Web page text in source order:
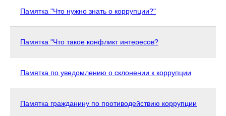
Памятка "Что нужно знать о коррупции?"
Памятка "Что такое конфликт интересов?
Памятка по уведомлению о склонении к коррупции
Памятка гражданину по противодействию коррупции